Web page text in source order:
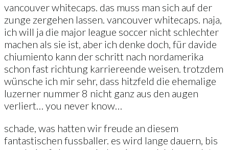
vancouver whitecaps. das muss man sich auf der
zunge zergehen lassen. vancouver whitecaps. naja,
ich will ja die major league soccer nicht schlechter
machen als sie ist, aber ich denke doch, für davide
chiumiento kann der schritt nach nordamerika
schon fast richtung karriereende weisen. trotzdem
wünsche ich mir sehr, dass hitzfeld die ehemalige
luzerner nummer 8 nicht ganz aus den augen
verliert… you never know…
schade, was hatten wir freude an diesem
fantastischen fussballer. es wird lange dauern, bis